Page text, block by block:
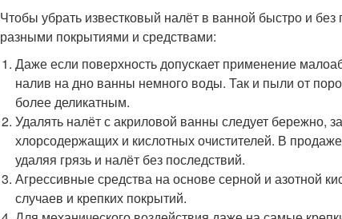
Чтобы убрать известковый налёт в ванной быстро и
разными покрытиями и средствами:
Даже если поверхность допускает применение
налив на дно ванны немного воды. Так и пыли от
более деликатным.
Удалять налёт с акриловой ванны следует бережно,
хлорсодержащих и кислотных очистителей. В
удаляя грязь и налёт без последствий.
Агрессивные средства на основе серной и азотной
случаев и крепких покрытий.